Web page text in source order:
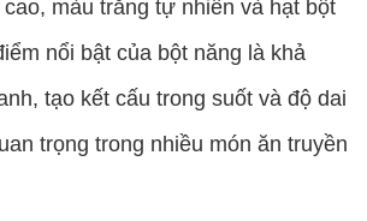
màu trắng tự nhiên và hạt bột
nổi bật của bột năng là khả
tạo kết cấu trong suốt và độ dai
trọng trong nhiều món ăn truyền